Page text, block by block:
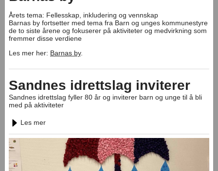
Årets tema: Fellesskap, inkludering og vennskap
Barnas by fortsetter med tema fra Barn og unges kommunestyre
de to siste årene og fokuserer på aktiviteter og medvirkning som
fremmer disse verdiene
Les mer her: Barnas by.
Sandnes idrettslag inviterer
Sandnes idrettslag fyller 80 år og inviterer barn og unge til å bli
med på aktiviteter
Les mer